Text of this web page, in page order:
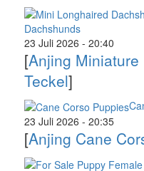
Dachshunds
23 Juli 2026 - 20:40
[Anjing
Teckel]
23 Juli 2026 - 20:35
[Anjing Cane